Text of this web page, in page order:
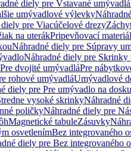
diely pre Vstavané umývadlá
umývadlové výlevky
pre Viacúčelové drezy
na uterákPripevňovací materiál
Náhradné diely pre Súpravy
Náhradné diely pre Skrinky
dvojité umývadláPre
rohové umývadláUmývadlové
diely pre Pre umývadlo na
vysoké skrinkyNáhradné
poličkyNáhradné diely pre
Magnetické tabuleZásuvky
osvetlenímBez integrovaného
diely pre Bez integrovaného